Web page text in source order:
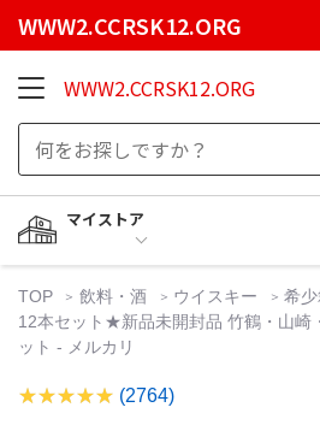
WWW2.CCRSK12.ORG
WWW2.CCRSK12.ORG
マイストア
TOP 飲料・酒 ウイスキー
希
12本セット★新品未開封品 竹鶴・山崎
ット - メルカリ
(2764)